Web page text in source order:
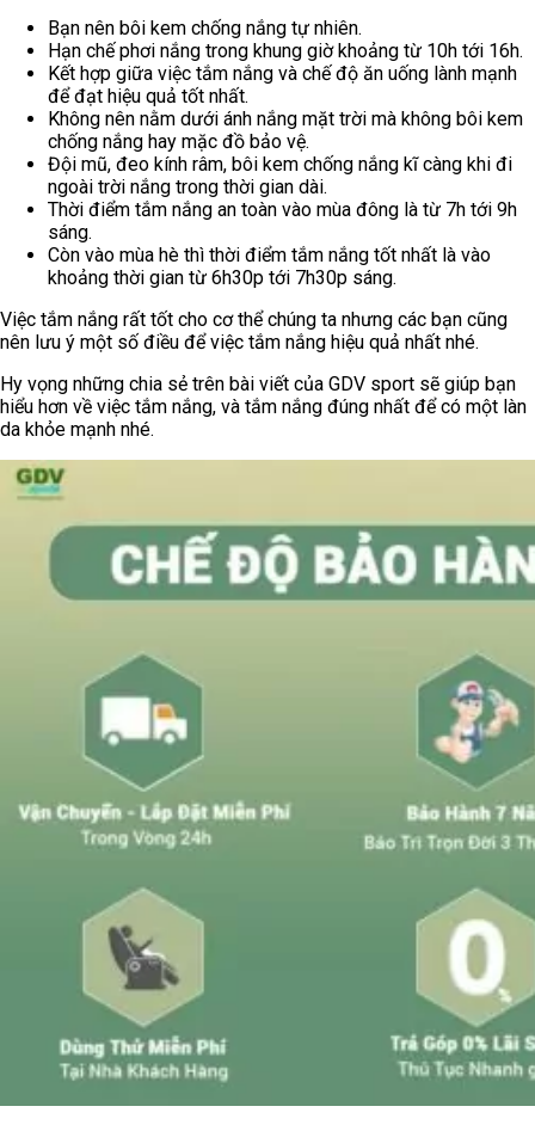
Bạn nên bôi kem chống nắng tự nhiên.
Hạn chế phơi nắng trong khung giờ khoảng từ 10h tới 16h.
Kết hợp giữa việc tắm nắng và chế độ ăn uống lành mạnh
để đạt hiệu quả tốt nhất.
Không nên nằm dưới ánh nắng mặt trời mà không bôi kem
chống nắng hay mặc đồ bảo vệ.
Đội mũ, đeo kính râm, bôi kem chống nắng kĩ càng khi đi
ngoài trời nắng trong thời gian dài.
Thời điểm tắm nắng an toàn vào mùa đông là từ 7h tới 9h
sáng.
Còn vào mùa hè thì thời điểm tắm nắng tốt nhất là vào
khoảng thời gian từ 6h30p tới 7h30p sáng.
Việc tắm nắng rất tốt cho cơ thể chúng ta nhưng các bạn cũng
nên lưu ý một số điều để việc tắm nắng hiệu quả nhất nhé.
Hy vọng những chia sẻ trên bài viết của GDV sport sẽ giúp bạn
hiểu hơn về việc tắm nắng, và tắm nắng đúng nhất để có một làn
da khỏe mạnh nhé.